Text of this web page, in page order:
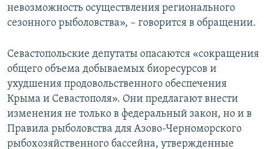
невозможность осуществления регионального
сезонного рыболовства», – говорится в обращении.
Севастопольские депутаты опасаются «сокращения
общего объема добываемых биоресурсов и
ухудшения продовольственного обеспечения
Крыма и Севастополя». Они предлагают внести
изменения не только в федеральный закон, но и в
Правила рыболовства для Азово-Черноморского
рыбохозяйственного бассейна, утвержденные